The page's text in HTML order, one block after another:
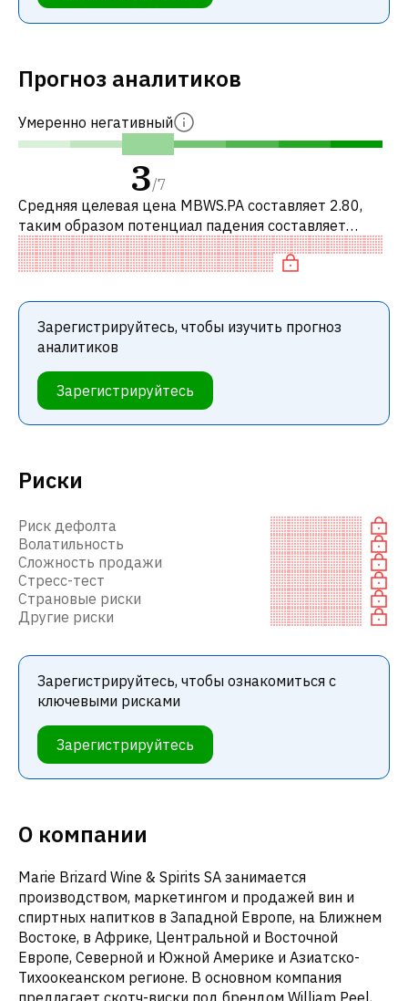
Риски
Риск дефолта
Волатильность
Сложность продажи
Стресс-тест
Страновые риски
Другие риски
Зарегистрируйтесь, чтобы ознакомиться с
ключевыми рисками
Зарегистрируйтесь
О компании
Marie Brizard Wine & Spirits SA занимается
производством, маркетингом и продажей вин и
спиртных напитков в Западной Европе, на Ближнем
Востоке, в Африке, Центральной и Восточной
Европе, Северной и Южной Америке и Азиатско-
Тихоокеанском регионе. В основном компания
предлагает скотч-виски под брендом William Peel,
Прогноз аналитиков
Умеренно негативный
3/7
Средняя целевая цена MBWS.PA составляет 2.80,
таким образом потенциал падения составляет
6.35%. Обычно это означает рекомендацию
«ПРОДАВАТЬ» среди инвестиционных компаний
Зарегистрируйтесь, чтобы изучить прогноз
аналитиков
Зарегистрируйтесь